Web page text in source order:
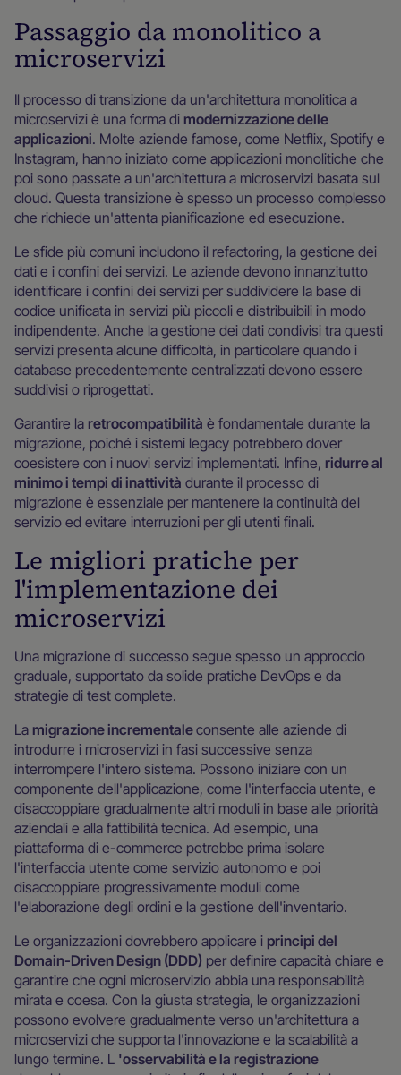
Passaggio da monolitico a
microservizi
Il processo di transizione da un'architettura monolitica a
microservizi è una forma di modernizzazione delle
applicazioni. Molte aziende famose, come Netflix, Spotify e
Instagram, hanno iniziato come applicazioni monolitiche che
poi sono passate a un'architettura a microservizi basata sul
cloud. Questa transizione è spesso un processo complesso
che richiede un'attenta pianificazione ed esecuzione.
Le sfide più comuni includono il refactoring, la gestione dei
dati e i confini dei servizi. Le aziende devono innanzitutto
identificare i confini dei servizi per suddividere la base di
codice unificata in servizi più piccoli e distribuibili in modo
indipendente. Anche la gestione dei dati condivisi tra questi
servizi presenta alcune difficoltà, in particolare quando i
database precedentemente centralizzati devono essere
suddivisi o riprogettati.
Garantire la retrocompatibilità è fondamentale durante la
migrazione, poiché i sistemi legacy potrebbero dover
coesistere con i nuovi servizi implementati. Infine, ridurre al
minimo i tempi di inattività durante il processo di
migrazione è essenziale per mantenere la continuità del
servizio ed evitare interruzioni per gli utenti finali.
Le migliori pratiche per
l'implementazione dei
microservizi
Una migrazione di successo segue spesso un approccio
graduale, supportato da solide pratiche DevOps e da
strategie di test complete.
La migrazione incrementaleconsente alle aziende di
introdurre i microservizi in fasi successive senza
interrompere l'intero sistema. Possono iniziare con un
componente dell'applicazione, come l'interfaccia utente, e
disaccoppiare gradualmente altri moduli in base alle priorità
aziendali e alla fattibilità tecnica. Ad esempio, una
piattaforma di e-commerce potrebbe prima isolare
l'interfaccia utente come servizio autonomo e poi
disaccoppiare progressivamente moduli come
l'elaborazione degli ordini e la gestione dell'inventario.
Le organizzazioni dovrebbero applicare i principi del
Domain-Driven Design (DDD) per definire capacità chiare e
garantire che ogni microservizio abbia una responsabilità
mirata e coesa. Con la giusta strategia, le organizzazioni
possono evolvere gradualmente verso un'architettura a
microservizi che supporta l'innovazione e la scalabilità a
lungo termine. L 'osservabilità e la registrazione